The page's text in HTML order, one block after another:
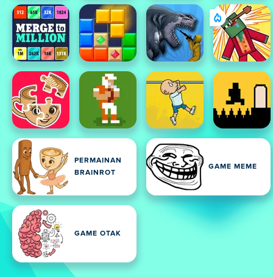
PERMAINAN
BRAINROT
GAME MEME
GAME OTAK